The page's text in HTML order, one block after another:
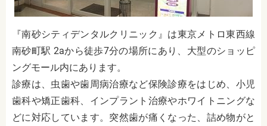
『南砂シティデンタルクリニック 』は東京メトロ東西線
南砂町駅 2aから徒歩7分の場所にあり、大型のショッピ
ングモール内にあります。
診療は、虫歯や歯周病治療など保険診療をはじめ、小児
歯科や矯正歯科、インプラント治療やホワイトニングな
どに対応しています。突然歯が痛くなった、詰め物がと